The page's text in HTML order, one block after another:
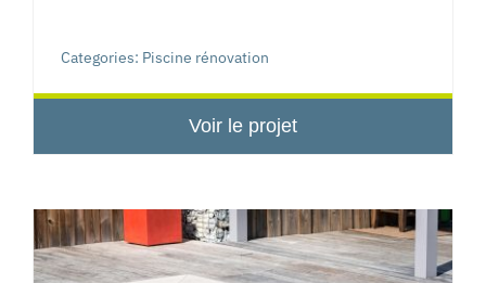
Categories: Piscine rénovation
Voir le projet